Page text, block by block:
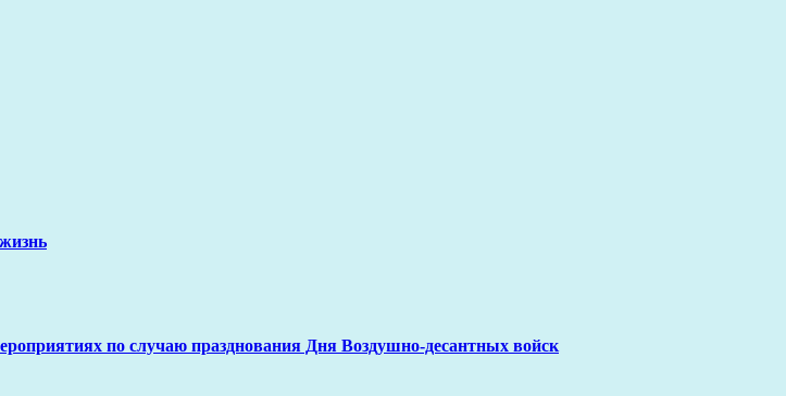
по случаю празднования Дня Воздушно-десантных войск